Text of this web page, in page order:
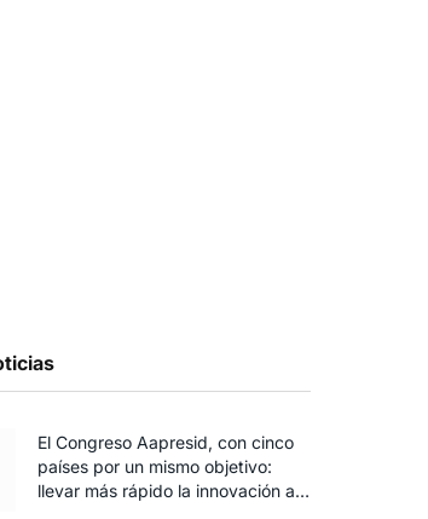
El Congreso Aapresid, con cinco
países por un mismo objetivo:
llevar más rápido la innovación al